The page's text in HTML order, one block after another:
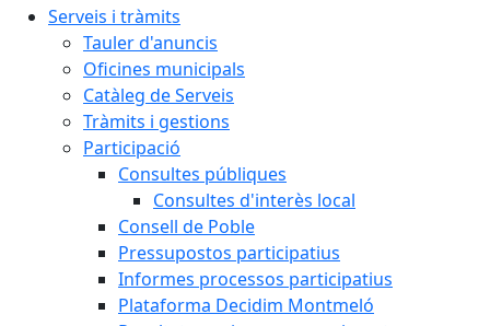
Serveis i tràmits
Tauler d'anuncis
Oficines municipals
Catàleg de Serveis
Tràmits i gestions
Participació
Consultes públiques
Consultes d'interès local
Consell de Poble
Pressupostos participatius
Informes processos participatius
Plataforma Decidim Montmeló